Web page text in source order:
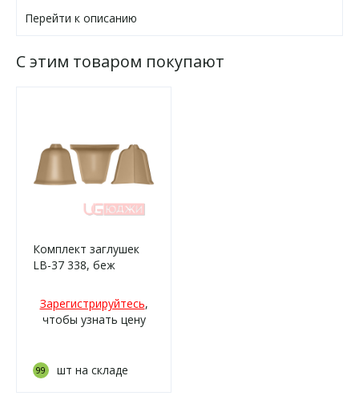
Перейти к описанию
С этим товаром покупают
Комплект заглушек
LB-37 338, беж
Зарегистрируйтесь,
чтобы узнать цену
99 шт на складе